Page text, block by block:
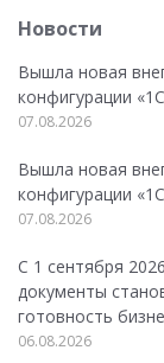
Новости
Вышла новая
конфигурации
07.08.2026
Вышла новая
конфигурации
07.08.2026
С 1 сентября
документы
готовность
06.08.2026